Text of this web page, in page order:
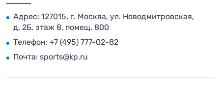
Адрес: 127015, г. Москва, ул. Новодмитровская,
д. 2Б, этаж 8, помещ. 800
Телефон: +7 (495) 777-02-82
Почта: sports@kp.ru